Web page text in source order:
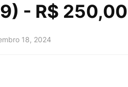
- R$ 250,00
18, 2024